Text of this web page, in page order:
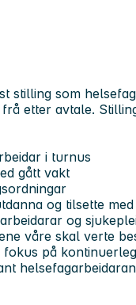
stilling som
etter avtale.
i turnus
gått vakt
og tilsette
og
våre skal verte
på